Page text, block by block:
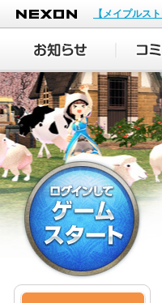
NEXON
【メイプルス